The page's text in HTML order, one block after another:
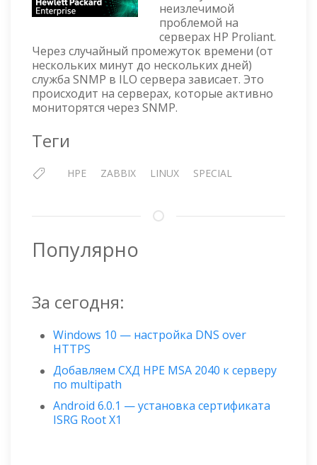
НА
СЕРВЕРАХ
HPE
PROLIANT
GEN9
неизлечимой
проблемой на
серверах HP Proliant.
Через случайный промежуток времени (от
нескольких минут до нескольких дней)
служба SNMP в ILO сервера зависает. Это
происходит на серверах, которые активно
мониторятся через SNMP.
Теги
HPE ZABBIX LINUX SPECIAL
Популярно
За сегодня:
Windows 10 — настройка DNS over
HTTPS
Добавляем СХД HPE MSA 2040 к серверу
по multipath
Android 6.0.1 — установка сертификата
ISRG Root X1